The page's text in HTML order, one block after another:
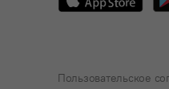
Пользовательское